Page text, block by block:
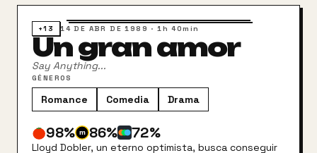
+13 14 DE ABR DE 1989 ·1h 40min
Un gran amor
Say Anything...
GÉNEROS
Romance Comedia Drama
98% 86% 72%
Lloyd Dobler, un eterno optimista, busca conseguir